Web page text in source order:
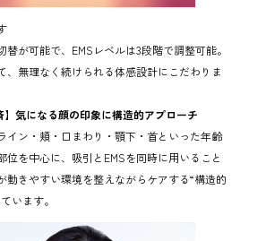
替が可能で、EMSレベルは3段階で調整可能。
、無理なく続けられる体感設計にこだわりま
気になる顔の印象に構造的アプローチ
イン・頬・口まわり・顎下・首といった年齢
位を中心に、吸引とEMSを同時に用いること
動きやすい環境を整えながらケアする“構造的
います。